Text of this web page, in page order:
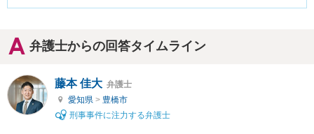
弁護士からの回答タイムライン
藤本 佳大 弁護士
愛知県 > 豊橋市
刑事事件に注力する弁護士